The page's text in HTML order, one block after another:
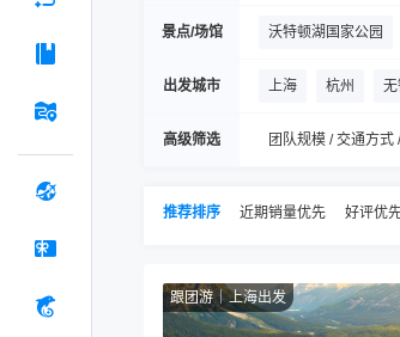
景点/场馆 沃特顿湖国家公园
Red Rock Canyon
出发城市 上海 杭州
高级筛选 团队规模 / 交通方式
推荐排序 近期销量优先 好评优
跟团游 上海出发